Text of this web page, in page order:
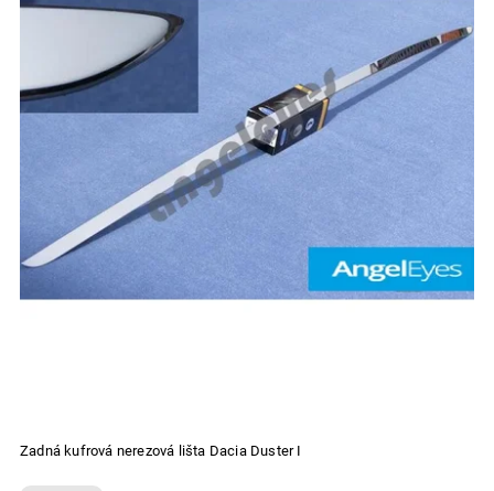
Zadná kufrová nerezová lišta Dacia Duster I